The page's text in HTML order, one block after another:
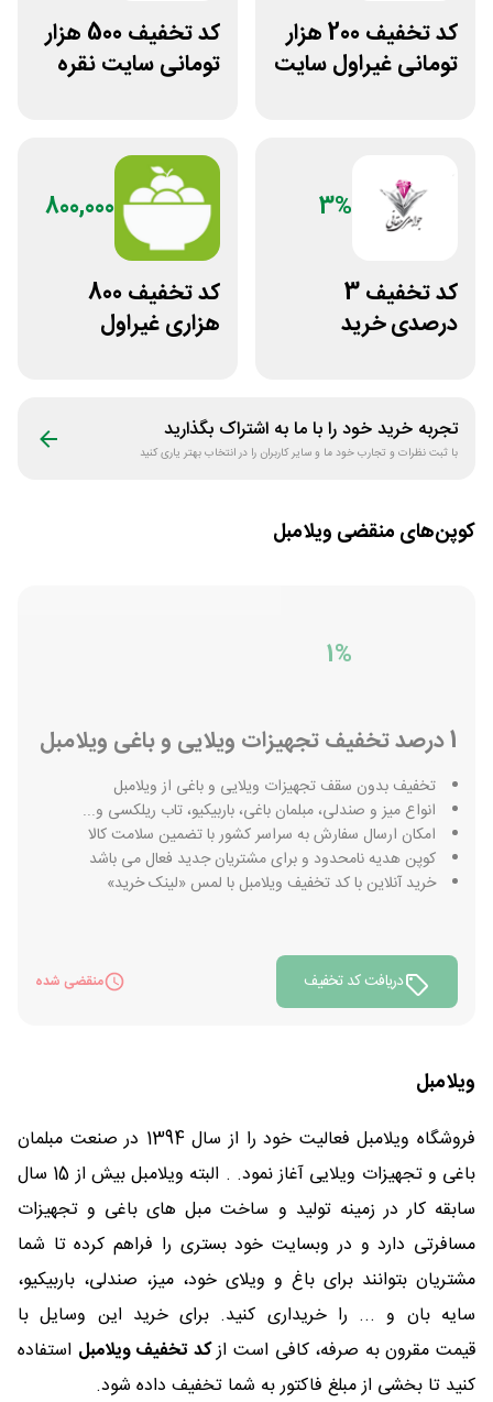
کد تخفیف 200 هزار
تومانی غیراول سایت
کد تخفیف 500 هزار
تومانی سایت نقره
3%
کد تخفیف 3
درصدی خرید
800,000
کد تخفیف 800
هزاری غیراول
تجربه خرید خود را با ما به اشتراک بگذارید
با ثبت نظرات و تجارب خود ما و سایر کاربران را در انتخاب بهتر یاری کنید
کوپن‌های منقضی ویلامبل
1%
1 درصد تخفیف تجهیزات ویلایی و باغی ویلامبل
تخفیف بدون سقف تجهیزات ویلایی و باغی از ویلامبل
انواع میز و صندلی، مبلمان باغی، باربیکیو، تاب ریلکسی و...
امکان ارسال سفارش به سراسر کشور با تضمین سلامت کالا
کوپن هدیه نامحدود و برای مشتریان جدید فعال می باشد
خرید آنلاین با کد تخفیف ویلامبل با لمس «لینک خرید»
دریافت کد تخفیف منقضی شده
ویلامبل
فروشگاه ویلامبل فعالیت خود را از سال 1394 در صنعت مبلمان
باغی و تجهیزات ویلایی آغاز نمود. . البته ویلامبل بیش از 15 سال
سابقه کار در زمینه تولید و ساخت مبل های باغی و تجهیزات
مسافرتی دارد و در وبسایت خود بستری را فراهم کرده تا شما
مشتریان بتوانند برای باغ و ویلای خود، میز، صندلی، باربیکیو،
سایه بان و ... را خریداری کنید. برای خرید این وسایل با
قیمت مقرون به صرفه، کافی است ازکد تخفیف ویلامبل استفاده
کنید تا بخشی از مبلغ فاکتور به شما تخفیف داده شود.